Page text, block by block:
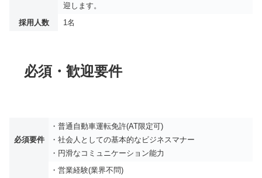
迎します。
採用人数
1名
必須・歓迎要件
必須要件
・普通自動車運転免許(AT限定可)
・社会人としての基本的なビジネスマナー
・円滑なコミュニケーション能力
・営業経験(業界不問)